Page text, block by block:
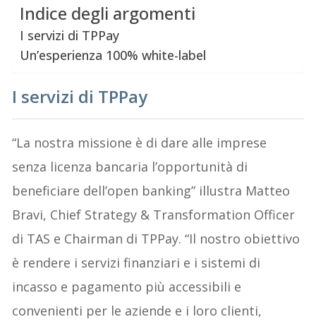
Indice degli argomenti
I servizi di TPPay
Un’esperienza 100% white-label
I servizi di TPPay
“La nostra missione è di dare alle imprese
senza licenza bancaria l’opportunità di
beneficiare dell’open banking” illustra Matteo
Bravi, Chief Strategy & Transformation Officer
di TAS e Chairman di TPPay. “Il nostro obiettivo
è rendere i servizi finanziari e i sistemi di
incasso e pagamento più accessibili e
convenienti per le aziende e i loro clienti,